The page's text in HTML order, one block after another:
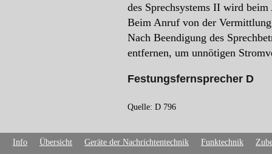
des Sprechsystems II wird
Beim Anruf von der
Nach Beendigung des
entfernen, um unnötigen
Festungsfernsprecher D
Quelle: D 796
Info Übersicht Geräte der Nachrichtentechnik Funktechnik